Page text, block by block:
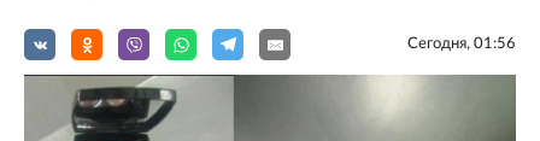
Сегодня, 01:56